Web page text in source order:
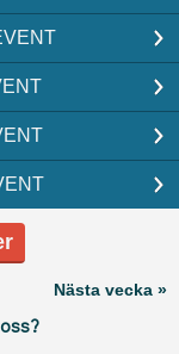
Nästa vecka »